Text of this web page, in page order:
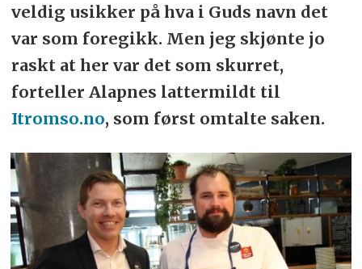
veldig usikker på hva i Guds navn det
var som foregikk. Men jeg skjønte jo
raskt at her var det som skurret,
forteller Alapnes lattermildt til
Itromso.no, som først omtalte saken.